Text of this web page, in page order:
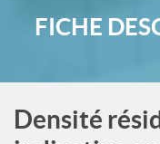
FICHE
Densité